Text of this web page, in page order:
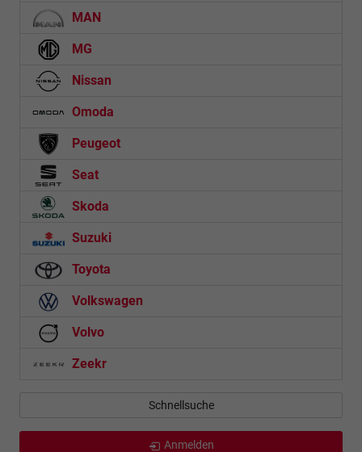
MAN
MG
Nissan
Omoda
Peugeot
Seat
Skoda
Suzuki
Toyota
Volkswagen
Volvo
Zeekr
Schnellsuche
Anmelden